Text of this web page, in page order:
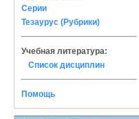
Серии
Тезаурус (Рубрики)
Учебная литература:
Список дисциплин
Помощь